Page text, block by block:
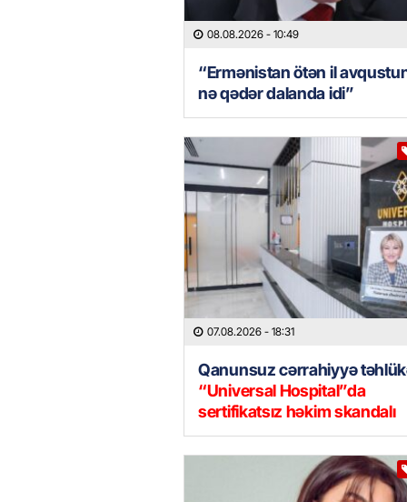
08.08.2026 - 10:49
“Ermənistan ötən il
nə qədər dalanda idi”
07.08.2026 - 18:31
Qanunsuz cərrahiyyə
“Universal Hospital”da
sertifikatsız həkim skandalı